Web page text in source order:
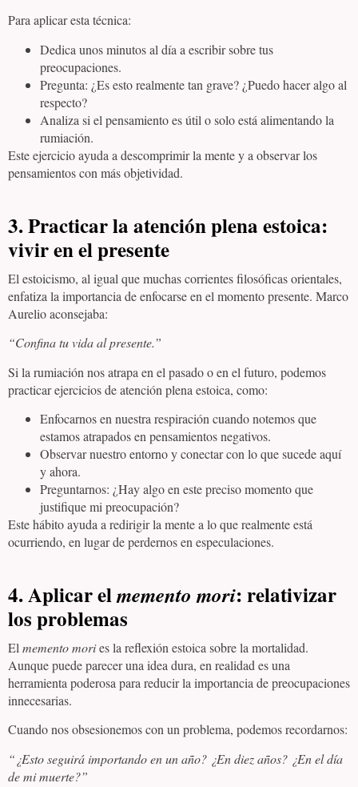
Para aplicar esta técnica:
Dedica unos minutos al día a escribir sobre tus
preocupaciones.
Pregunta: ¿Es esto realmente tan grave? ¿Puedo hacer algo al
respecto?
Analiza si el pensamiento es útil o solo está alimentando la
rumiación.
Este ejercicio ayuda a descomprimir la mente y a observar los
pensamientos con más objetividad.
3. Practicar la atención plena estoica:
vivir en el presente
El estoicismo, al igual que muchas corrientes filosóficas orientales,
enfatiza la importancia de enfocarse en el momento presente. Marco
Aurelio aconsejaba:
“Confina tu vida al presente.”
Si la rumiación nos atrapa en el pasado o en el futuro, podemos
practicar ejercicios de atención plena estoica, como:
Enfocarnos en nuestra respiración cuando notemos que
estamos atrapados en pensamientos negativos.
Observar nuestro entorno y conectar con lo que sucede aquí
y ahora.
Preguntarnos: ¿Hay algo en este preciso momento que
justifique mi preocupación?
Este hábito ayuda a redirigir la mente a lo que realmente está
ocurriendo, en lugar de perdernos en especulaciones.
4. Aplicar elmemento mori: relativizar
los problemas
El memento mories la reflexión estoica sobre la mortalidad.
Aunque puede parecer una idea dura, en realidad es una
herramienta poderosa para reducir la importancia de preocupaciones
innecesarias.
Cuando nos obsesionemos con un problema, podemos recordarnos:
“¿Esto seguirá importando en un año? ¿En diez años? ¿En el día
de mi muerte?”